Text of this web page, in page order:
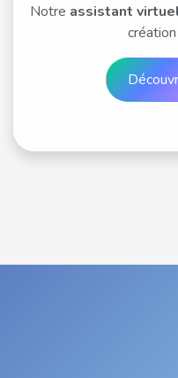
Notre assistant